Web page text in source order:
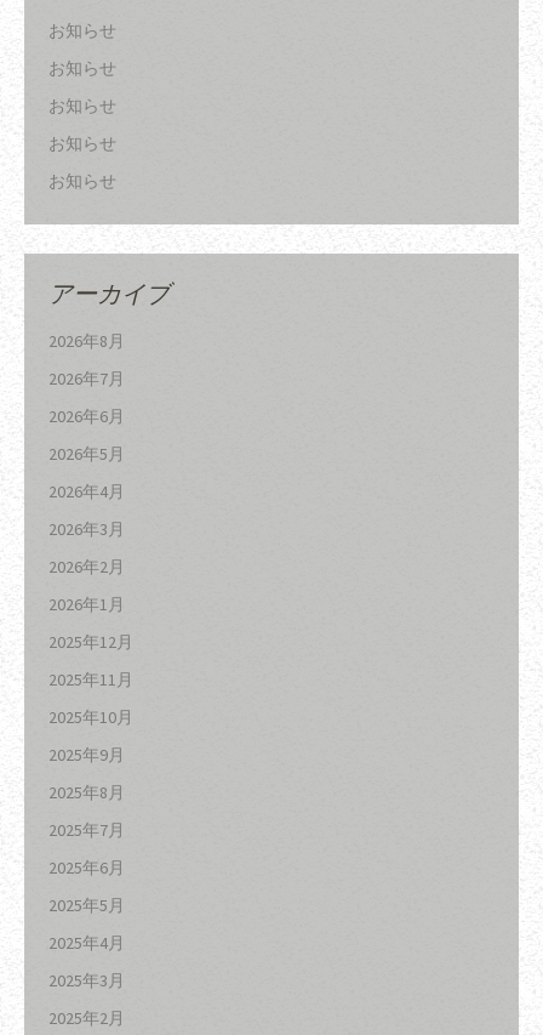
お知らせ
お知らせ
お知らせ
お知らせ
お知らせ
アーカイブ
2026年8月
2026年7月
2026年6月
2026年5月
2026年4月
2026年3月
2026年2月
2026年1月
2025年12月
2025年11月
2025年10月
2025年9月
2025年8月
2025年7月
2025年6月
2025年5月
2025年4月
2025年3月
2025年2月